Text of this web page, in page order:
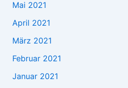
Mai 2021
April 2021
März 2021
Februar 2021
Januar 2021